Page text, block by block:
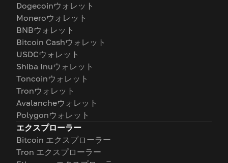
Dogecoinウォレット
Moneroウォレット
BNBウォレット
Bitcoin Cashウォレット
USDCウォレット
Shiba Inuウォレット
Toncoinウォレット
Tronウォレット
Avalancheウォレット
Polygonウォレット
エクスプローラー
Bitcoin エクスプローラー
Tron エクスプローラー